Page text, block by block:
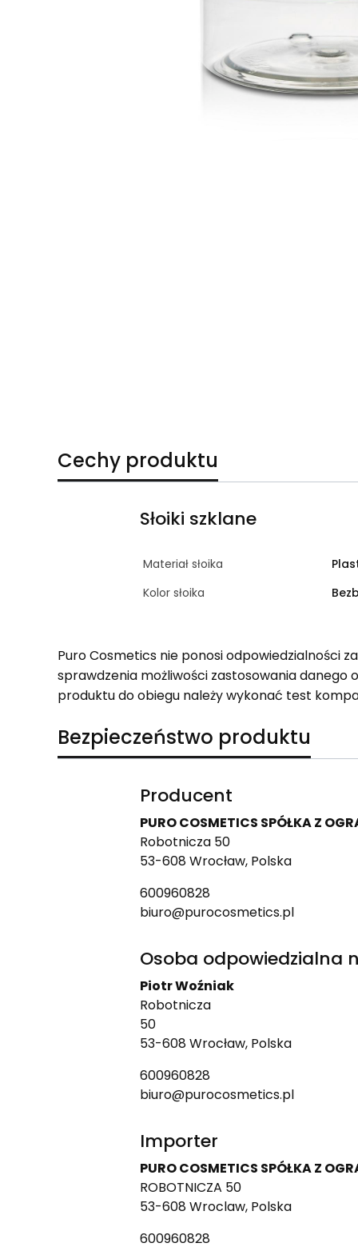
Cechy produktu
Słoiki szklane
Materiał słoika
Kolor słoika
Puro Cosmetics nie ponosi odpowiedzialności
sprawdzenia możliwości zastosowania
produktu do obiegu należy wykonać test
Bezpieczeństwo produktu
Producent
PURO COSMETICS SPÓŁKA Z
Robotnicza 50
53-608 Wrocław, Polska
600960828
biuro@purocosmetics.pl
Osoba odpowiedzialna
Piotr Woźniak
Robotnicza
50
53-608 Wrocław, Polska
600960828
biuro@purocosmetics.pl
Importer
PURO COSMETICS SPÓŁKA Z
ROBOTNICZA 50
53-608 Wroclaw, Polska
600960828